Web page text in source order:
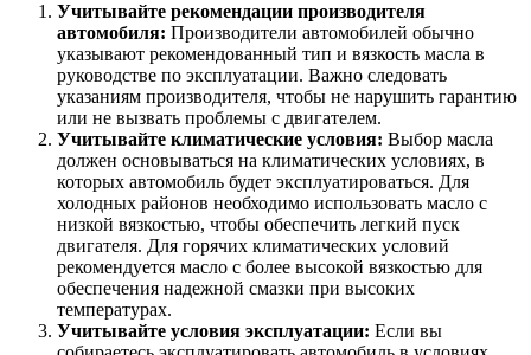
Учитывайте рекомендации производителя
автомобиля: Производители автомобилей обычно
указывают рекомендованный тип и вязкость масла в
руководстве по эксплуатации. Важно следовать
указаниям производителя, чтобы не нарушить гарантию
или не вызвать проблемы с двигателем.
Учитывайте климатические условия: Выбор масла
должен основываться на климатических условиях, в
которых автомобиль будет эксплуатироваться. Для
холодных районов необходимо использовать масло с
низкой вязкостью, чтобы обеспечить легкий пуск
двигателя. Для горячих климатических условий
рекомендуется масло с более высокой вязкостью для
обеспечения надежной смазки при высоких
температурах.
Учитывайте условия эксплуатации: Если вы